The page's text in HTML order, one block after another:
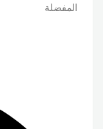
المفضلة